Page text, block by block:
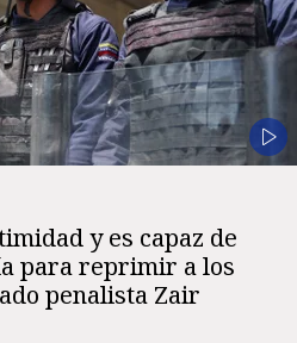
y es capaz de
para reprimir a los
penalista Zair